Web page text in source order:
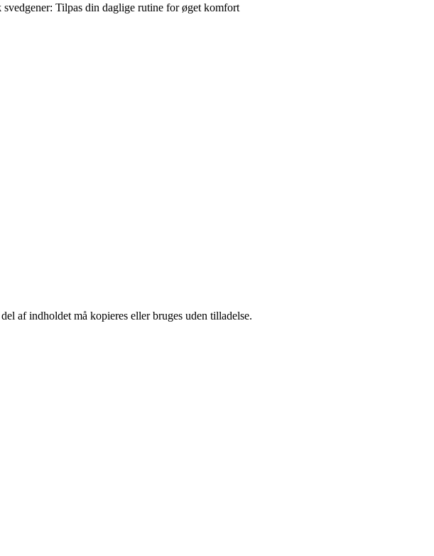
svedgener: Tilpas din daglige rutine for øget komfort
af indholdet må kopieres eller bruges uden tilladelse.